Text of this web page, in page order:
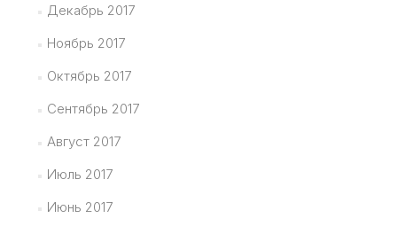
Декабрь 2017
Ноябрь 2017
Октябрь 2017
Сентябрь 2017
Август 2017
Июль 2017
Июнь 2017